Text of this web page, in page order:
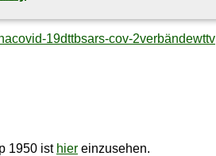
covid-19dttbsars-cov-2verbändewttv
1950 ist hier einzusehen.